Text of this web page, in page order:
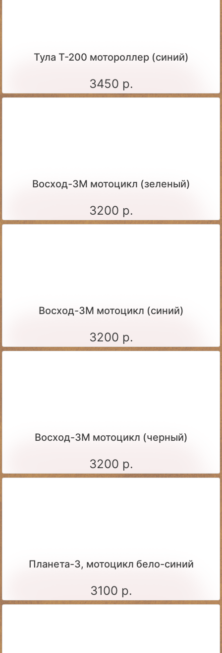
Тула Т-200 мотороллер (синий)
3450 р.
Восход-3М мотоцикл (зеленый)
3200 р.
Восход-3М мотоцикл (синий)
3200 р.
Восход-3М мотоцикл (черный)
3200 р.
Планета-3, мотоцикл бело-синий
3100 р.